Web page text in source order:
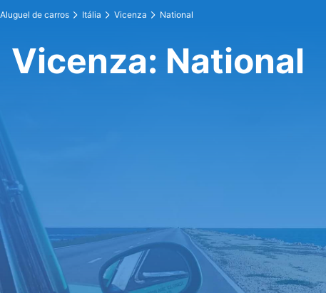
Aluguel de carros Itália Vicenza National
Vicenza: National